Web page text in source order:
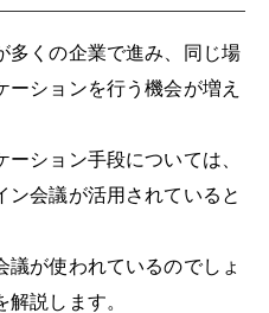
多くの企業で進み、同じ場
ーションを行う機会が増え
ション手段については、
ン会議が活用されていると
議が使われているのでしょ
説します。